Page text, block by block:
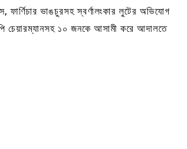
ভাঙচুরসহ স্বর্ণালংকার লুটের অভিযোগ
চেয়ারম্যানসহ ১০ জনকে আসামী করে আদালতে